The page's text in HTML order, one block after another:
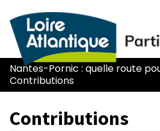
Nantes-Pornic : quelle route
Contributions
Contributions